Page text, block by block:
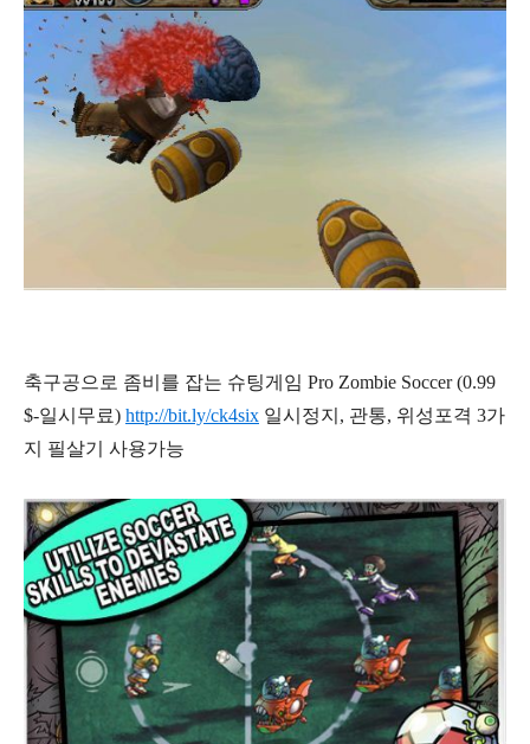
축구공으로 좀비를 잡는 슈팅게임 Pro Zombie Soccer (0.99
$-일시무료) http://bit.ly/ck4six 일시정지, 관통, 위성포격 3가
지 필살기 사용가능